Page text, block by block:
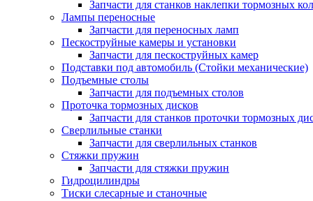
Запчасти для станков наклепки тормозных
Лампы переносные
Запчасти для переносных ламп
Пескоструйные камеры и установки
Запчасти для пескоструйных камер
Подставки под автомобиль (Стойки механические)
Подъемные столы
Запчасти для подъемных столов
Проточка тормозных дисков
Запчасти для станков проточки тормозных
Сверлильные станки
Запчасти для сверлильных станков
Стяжки пружин
Запчасти для стяжки пружин
Гидроцилиндры
Тиски слесарные и станочные